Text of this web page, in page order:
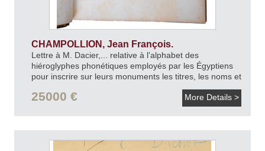
CHAMPOLLION, Jean François.
Lettre à M. Dacier,... relative à l'alphabet des
hiéroglyphes phonétiques employés par les Égyptiens
pour inscrire sur leurs monuments les titres, les noms et
[relié à la suite]
Précis du système hiéroglyphique des anciens
égyptiens, ou Recherches sur les élémens premiers de
cette écriture sacrée.1822-1824.
25000 € More Details >